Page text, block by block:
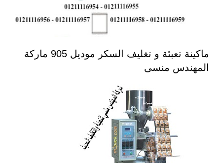
ماكينة تعبئة و تغليف السكر موديل 905 ماركة
المهندس منسى